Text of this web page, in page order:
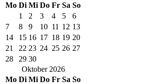
Mo Di Mi Do Fr Sa So
1
2 3 4 5
6
7
8 9 10 11 12 13
14
15 16 17 18 19 20
21
22 23 24 25 26 27
28
29 30
Oktober 2026
Mo Di Mi Do Fr Sa So